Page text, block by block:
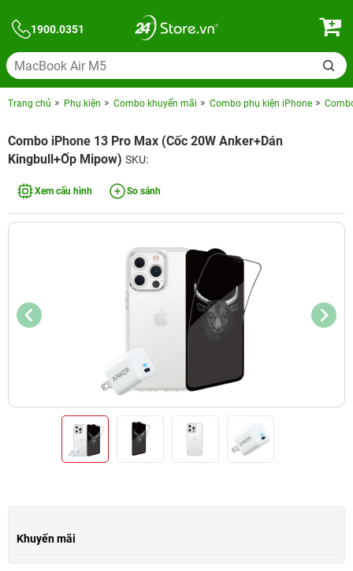
1900.0351
Trang chủ Phụ kiện Combo khuyến mãi Combo phụ kiện iPhone
Combo iPhone 13 Pro Max (Cốc 20W Anker+Dán
Kingbull+Ốp Mipow) SKU:
Xem cấu hình So sánh
Khuyến mãi